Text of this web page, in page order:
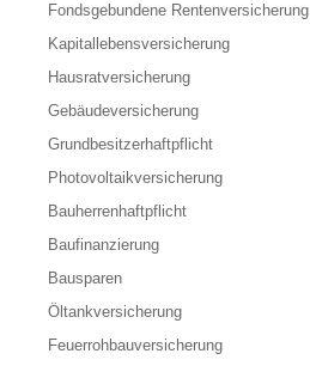
Fondsgebundene Rentenversicherung
Kapitallebensversicherung
Hausratversicherung
Gebäudeversicherung
Grundbesitzerhaftpflicht
Photovoltaikversicherung
Bauherrenhaftpflicht
Baufinanzierung
Bausparen
Öltankversicherung
Feuerrohbauversicherung